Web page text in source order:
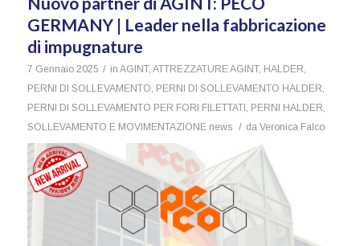
GERMANY | Leader nella fabbricazione
di impugnature
7 Gennaio 2025 / in AGINT, ATTREZZATURE AGINT, HALDER,
PERNI DI SOLLEVAMENTO, PERNI DI SOLLEVAMENTO HALDER,
PERNI DI SOLLEVAMENTO PER FORI FILETTATI , PERNI HALDER,
SOLLEVAMENTO E MOVIMENTAZIONE news / da Veronica Falco